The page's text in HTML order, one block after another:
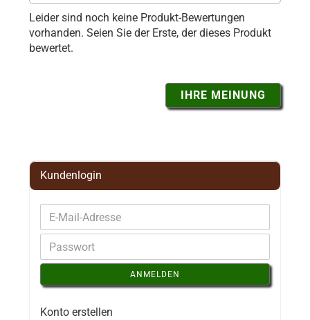
Leider sind noch keine Produkt-Bewertungen
vorhanden. Seien Sie der Erste, der dieses Produkt
bewertet.
IHRE MEINUNG
Kundenlogin
ANMELDEN
Konto erstellen